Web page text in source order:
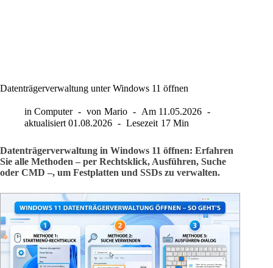
Datenträgerverwaltung unter Windows 11 öffnen
in Computer von Mario Am 11.05.2026
aktualisiert 01.08.2026 Lesezeit 17 Min
Datenträgerverwaltung in Windows 11 öffnen: Erfahren
Sie alle Methoden – per Rechtsklick, Ausführen, Suche
oder CMD –, um Festplatten und SSDs zu verwalten.